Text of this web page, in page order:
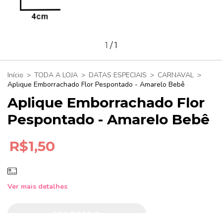
1 /1
Início > TODA A LOJA > DATAS ESPECIAIS > CARNAVAL >
Aplique Emborrachado Flor Pespontado - Amarelo Bebê
Aplique Emborrachado Flor
Pespontado - Amarelo Bebê
R$1,50
Ver mais detalhes